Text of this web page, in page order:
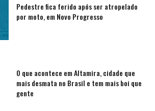
Pedestre fica ferido após ser atropelado
por moto, em Novo Progresso
O que acontece em Altamira, cidade que
mais desmata no Brasil e tem mais boi que
gente